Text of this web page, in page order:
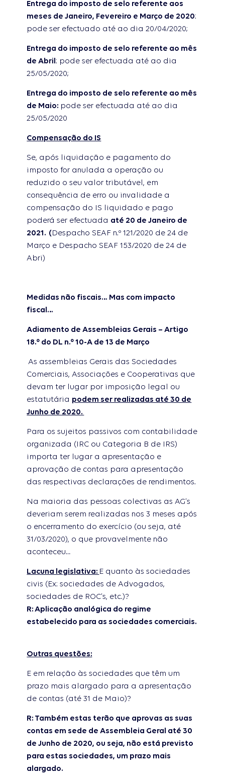
Entrega do imposto de selo referente aos
meses de Janeiro, Fevereiro e Março de 2020:
pode ser efectuado até ao dia 20/04/2020;
Entrega do imposto de selo referente ao mês
de Abril: pode ser efectuada até ao dia
25/05/2020;
Entrega do imposto de selo referente ao mês
de Maio: pode ser efectuada até ao dia
25/05/2020
Compensação do IS
Se, após liquidação e pagamento do
imposto for anulada a operação ou
reduzido o seu valor tributável, em
consequência de erro ou invalidade a
compensação do IS liquidado e pago
poderá ser efectuada até 20 de Janeiro de
2021. ( Despacho SEAF n.º 121/2020 de 24 de
Março e Despacho SEAF 153/2020 de 24 de
Abri)
Medidas não fiscais… Mas com impacto
fiscal…
Adiamento de Assembleias Gerais – Artigo
18.º do DL n.º 10-A de 13 de Março
As assembleias Gerais das Sociedades
Comerciais, Associações e Cooperativas que
devam ter lugar por imposição legal ou
estatutária podem ser realizadas até 30 de
Junho de 2020.
Para os sujeitos passivos com contabilidade
organizada (IRC ou Categoria B de IRS)
importa ter lugar a apresentação e
aprovação de contas para apresentação
das respectivas declarações de rendimentos.
Na maioria das pessoas colectivas as AG’s
deveriam serem realizadas nos 3 meses após
o encerramento do exercício (ou seja, até
31/03/2020), o que provavelmente não
aconteceu…
Lacuna legislativa: E quanto às sociedades
civis (Ex: sociedades de Advogados,
sociedades de ROC’s, etc.)?
R: Aplicação analógica do regime
estabelecido para as sociedades comerciais.
Outras questões:
E em relação às sociedades que têm um
prazo mais alargado para a apresentação
de contas (até 31 de Maio)?
R: Também estas terão que aprovas as suas
contas em sede de Assembleia Geral até 30
de Junho de 2020, ou seja, não está previsto
para estas sociedades, um prazo mais
alargado.